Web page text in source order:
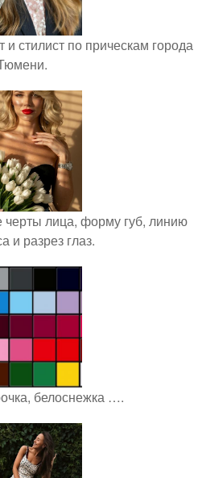
стилист по прическам города
лица, форму губ, линию
и разрез глаз.
белоснежка ….